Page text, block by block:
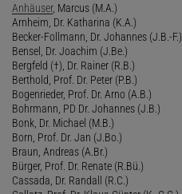
Anhäuser, Marcus (M.A.)
Arnheim, Dr. Katharina (K.A.)
Becker-Follmann, Dr. Johannes (J.B.-F.)
Bensel, Dr. Joachim (J.Be.)
Bergfeld (†), Dr. Rainer (R.B.)
Berthold, Prof. Dr. Peter (P.B.)
Bogenrieder, Prof. Dr. Arno (A.B.)
Bohrmann, PD Dr. Johannes (J.B.)
Bonk, Dr. Michael (M.B.)
Born, Prof. Dr. Jan (J.Bo.)
Braun, Andreas (A.Br.)
Bürger, Prof. Dr. Renate (R.Bü.)
Cassada, Dr. Randall (R.C.)